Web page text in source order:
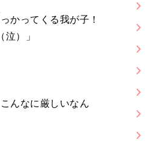
かってくる我が子！
）」
んなに厳しいなん